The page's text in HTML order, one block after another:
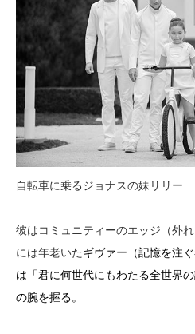
自転車に乗るジョナスの妹リリー
彼はコミュニティーのエッジ（外
には年老いたギヴァー（記憶を注
は「君に何世代にもわたる全世界
の腕を握る。